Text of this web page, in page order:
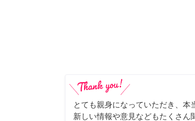
とても親身になっていただき、本
新しい情報や意見などもたくさん